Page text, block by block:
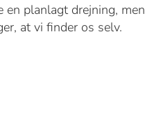
en planlagt drejning, men
at vi finder os selv.